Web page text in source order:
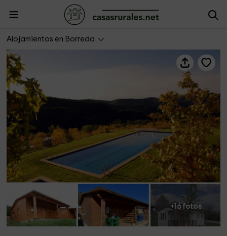
Alojamientos en Borreda
Bungalows Campalans
+16 fotos